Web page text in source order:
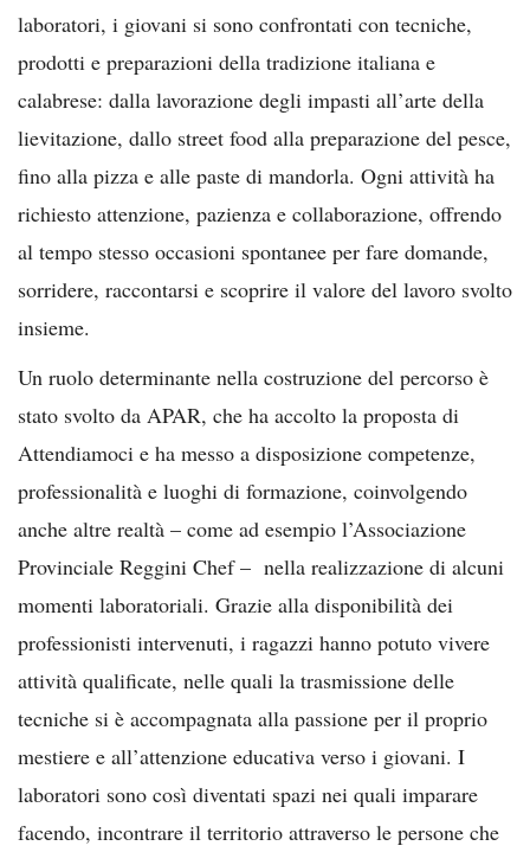
laboratori, i giovani si sono confrontati con tecniche,
prodotti e preparazioni della tradizione italiana e
calabrese: dalla lavorazione degli impasti all’arte della
lievitazione, dallo street food alla preparazione del pesce,
fino alla pizza e alle paste di mandorla. Ogni attività ha
richiesto attenzione, pazienza e collaborazione, offrendo
al tempo stesso occasioni spontanee per fare domande,
sorridere, raccontarsi e scoprire il valore del lavoro svolto
insieme.
Un ruolo determinante nella costruzione del percorso è
stato svolto da APAR, che ha accolto la proposta di
Attendiamoci e ha messo a disposizione competenze,
professionalità e luoghi di formazione, coinvolgendo
anche altre realtà – come ad esempio l’Associazione
Provinciale Reggini Chef – nella realizzazione di alcuni
momenti laboratoriali. Grazie alla disponibilità dei
professionisti intervenuti, i ragazzi hanno potuto vivere
attività qualificate, nelle quali la trasmissione delle
tecniche si è accompagnata alla passione per il proprio
mestiere e all’attenzione educativa verso i giovani. I
laboratori sono così diventati spazi nei quali imparare
facendo, incontrare il territorio attraverso le persone che